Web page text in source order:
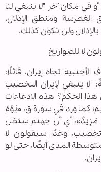
في مكان آخر "لا ينبغي لنا
ومنطق الإذلال،
بالإذلال ولن تكون كذلك.
لا للصواريخ
تجاه إيران، قائلًا:
"لا ينبغي لإيران التخصيب
الحكم؟ هذه الادعاءات
كما ورد في سورة ق، «يَوْمَ
أي أن جهنم ستظل
وغدًا سيقولون لا
المدى أيضًا، حتى لو